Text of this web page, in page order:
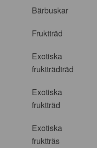
Bärbuskar
Fruktträd
Exotiska
fruktträdträd
Exotiska
fruktträd
Exotiska
fruktträs